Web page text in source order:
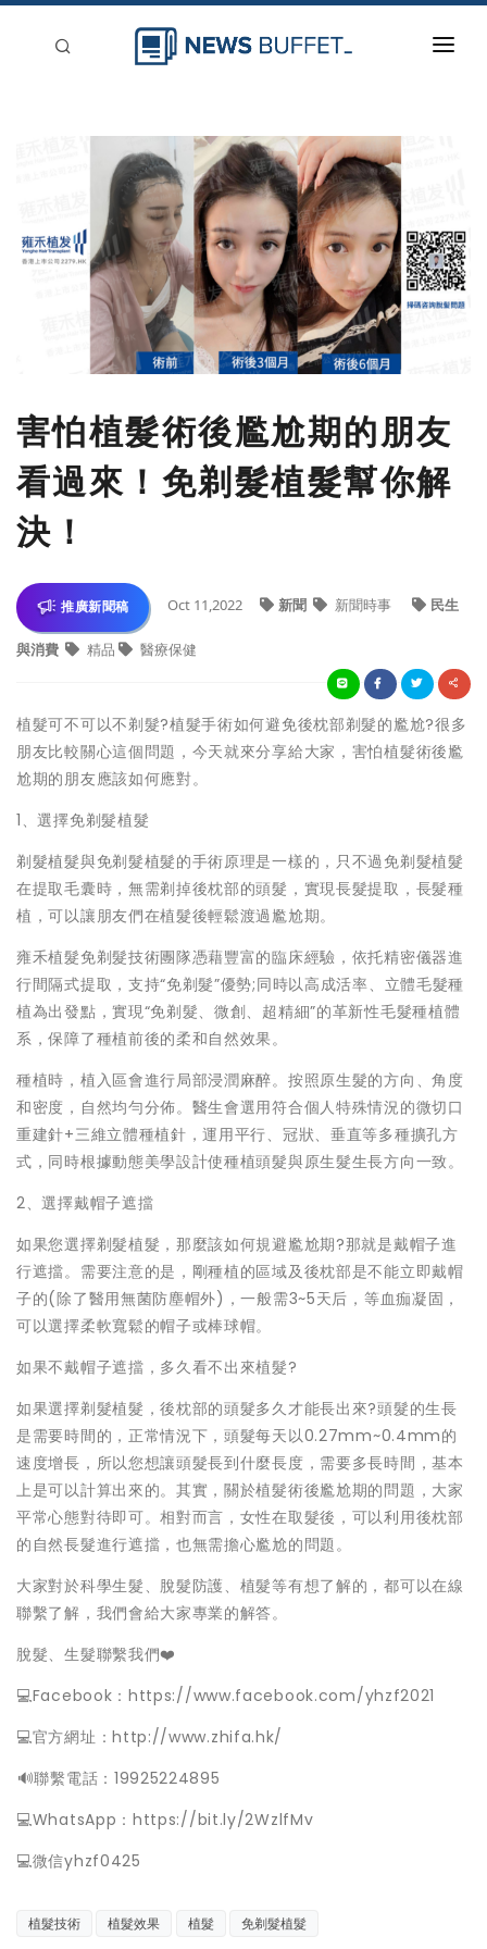
刊登
害怕植髮術後尷尬期的朋友
看過來！免剃髮植髮幫你解
決！
推廣新聞稿 Oct 11,2022 新聞 新聞時事 民生
與消費 精品 醫療保健
植髮可不可以不剃髮?植髮手術如何避免後枕部剃髮的尷尬?很多
朋友比較關心這個問題，今天就來分享給大家，害怕植髮術後尷
尬期的朋友應該如何應對。
1、選擇免剃髮植髮
剃髮植髮與免剃髮植髮的手術原理是一樣的，只不過免剃髮植髮
在提取毛囊時，無需剃掉後枕部的頭髮，實現長髮提取，長髮種
植，可以讓朋友們在植髮後輕鬆渡過尷尬期。
雍禾植髮免剃髮技術團隊憑藉豐富的臨床經驗，依托精密儀器進
行間隔式提取，支持“免剃髮”優勢;同時以高成活率、立體毛髮種
植為出發點，實現“免剃髮、微創、超精細”的革新性毛髮種植體
系，保障了種植前後的柔和自然效果。
種植時，植入區會進行局部浸潤麻醉。按照原生髮的方向、角度
和密度，自然均勻分佈。醫生會選用符合個人特殊情況的微切口
重建針+三維立體種植針，運用平行、冠狀、垂直等多種擴孔方
式，同時根據動態美學設計使種植頭髮與原生髮生長方向一致。
2、選擇戴帽子遮擋
如果您選擇剃髮植髮，那麼該如何規避尷尬期?那就是戴帽子進
行遮擋。需要注意的是，剛種植的區域及後枕部是不能立即戴帽
子的(除了醫用無菌防塵帽外)，一般需3~5天后，等血痂凝固，
可以選擇柔軟寬鬆的帽子或棒球帽。
如果不戴帽子遮擋，多久看不出來植髮?
如果選擇剃髮植髮，後枕部的頭髮多久才能長出來?頭髮的生長
是需要時間的，正常情況下，頭髮每天以0.27mm~0.4mm的
速度增長，所以您想讓頭髮長到什麼長度，需要多長時間，基本
上是可以計算出來的。其實，關於植髮術後尷尬期的問題，大家
平常心態對待即可。相對而言，女性在取髮後，可以利用後枕部
的自然長髮進行遮擋，也無需擔心尷尬的問題。
大家對於科學生髮、脫髮防護、植髮等有想了解的，都可以在線
聯繫了解，我們會給大家專業的解答。
脫髮、生髮聯繫我們❤️
💻Facebook：https://www.facebook.com/yhzf2021
💻官方網址：http://www.zhifa.hk/
️🔊聯繫電話：19925224895
💻WhatsApp：https://bit.ly/2WzlfMv
💻微信yhzf0425
植髮技術 植髮效果 植髮 免剃髮植髮